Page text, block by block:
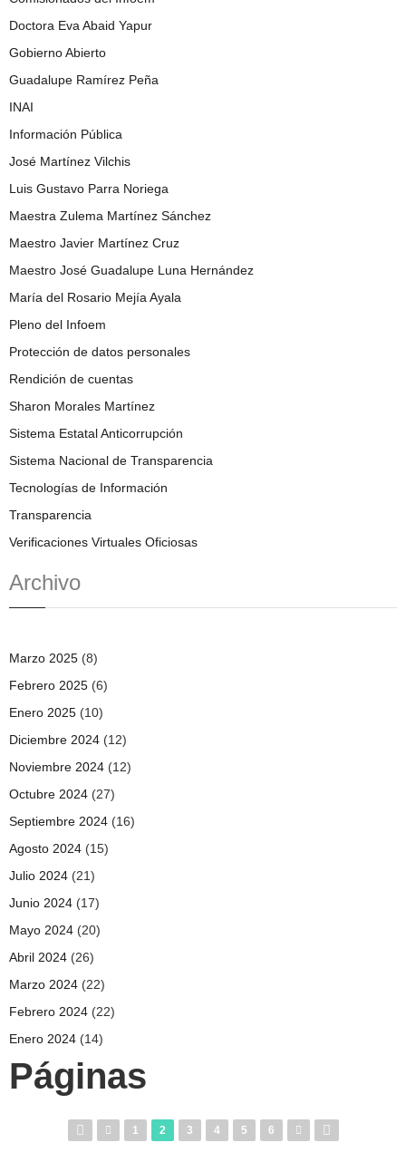
Doctora Eva Abaid Yapur
Gobierno Abierto
Guadalupe Ramírez Peña
INAI
Información Pública
José Martínez Vilchis
Luis Gustavo Parra Noriega
Maestra Zulema Martínez Sánchez
Maestro Javier Martínez Cruz
Maestro José Guadalupe Luna Hernández
María del Rosario Mejía Ayala
Pleno del Infoem
Protección de datos personales
Rendición de cuentas
Sharon Morales Martínez
Sistema Estatal Anticorrupción
Sistema Nacional de Transparencia
Tecnologías de Información
Transparencia
Verificaciones Virtuales Oficiosas
Archivo
Marzo 2025 (8)
Febrero 2025 (6)
Enero 2025 (10)
Diciembre 2024 (12)
Noviembre 2024 (12)
Octubre 2024 (27)
Septiembre 2024 (16)
Agosto 2024 (15)
Julio 2024 (21)
Junio 2024 (17)
Mayo 2024 (20)
Abril 2024 (26)
Marzo 2024 (22)
Febrero 2024 (22)
Enero 2024 (14)
Páginas
1 2 3 4 5 6